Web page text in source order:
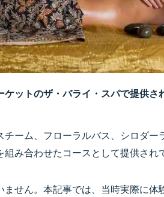
ケットのザ・バライ・スパで提供
ーム、フローラルバス、シロダー
み合わせたコースとして提供され
せん。本記事では、当時実際に体